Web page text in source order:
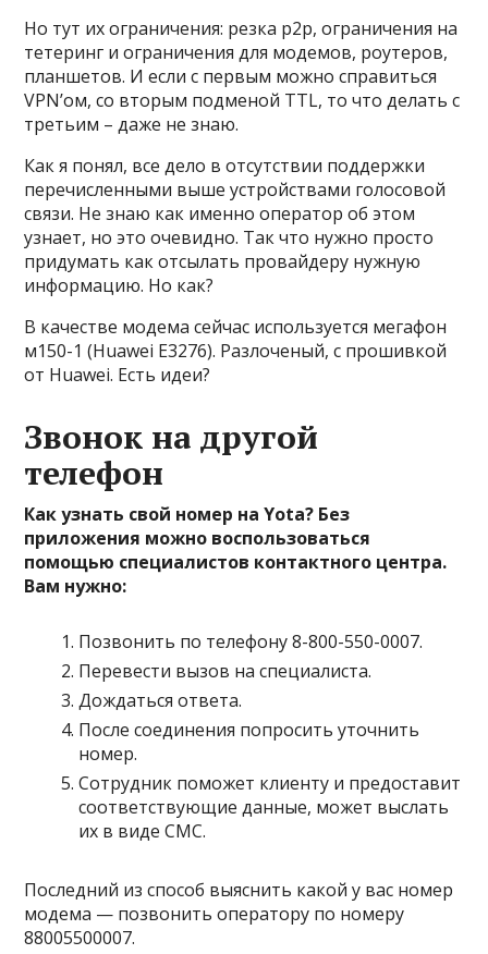
Но тут их ограничения: резка p2p, ограничения на
тетеринг и ограничения для модемов, роутеров,
планшетов. И если с первым можно справиться
VPN’ом, со вторым подменой TTL, то что делать с
третьим – даже не знаю.
Как я понял, все дело в отсутствии поддержки
перечисленными выше устройствами голосовой
связи. Не знаю как именно оператор об этом
узнает, но это очевидно. Так что нужно просто
придумать как отсылать провайдеру нужную
информацию. Но как?
В качестве модема сейчас используется мегафон
м150-1 (Huawei E3276). Разлоченый, с прошивкой
от Huawei. Есть идеи?
Звонок на другой
телефон
Как узнать свой номер на Yota? Без
приложения можно воспользоваться
помощью специалистов контактного центра.
Вам нужно:
Позвонить по телефону 8-800-550-0007.
Перевести вызов на специалиста.
Дождаться ответа.
После соединения попросить уточнить
номер.
Сотрудник поможет клиенту и предоставит
соответствующие данные, может выслать
их в виде СМС.
Последний из способ выяснить какой у вас номер
модема — позвонить оператору по номеру
88005500007.